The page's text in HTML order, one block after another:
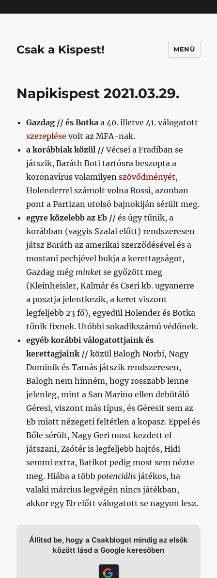
Csak a Kispest! MENÜ
Napikispest 2021.03.29.
Gazdag // és Botka a 40. illetve 41. válogatott
szereplése volt az MFA-nak.
a korábbiak közül //Vécsei a Fradiban se
játszik, Baráth Boti tartósra beszopta a
koronavírus valamilyenszövődményét,
Holenderrel számolt volna Rossi, azonban
pont a Partizan utolsó bajnokiján sérült meg.
egyre közelebb az Eb // és úgy tűnik, a
korábban (vagyis Szalai előtt) rendszeresen
játsz Baráth az amerikai szerződésével és a
mostani pechjével bukja a kerettagságot,
Gazdag még minket se győzött meg
(Kleinheisler, Kalmár és Cseri kb. ugyanerre
a posztja jelentkezik, a keret viszont
legfeljebb 23 fő), egyedül Holender és Botka
tűnik fixnek. Utóbbi sokadikszámú védőnek.
egyéb korábbi válogatottjaink és
kerettagjaink // közül Balogh Norbi, Nagy
Dominik és Tamás játszik rendszeresen,
Balogh nem hinném, hogy rosszabb lenne
jelenleg, mint a San Marino ellen debütáló
Géresi, viszont más típus, és Géresit sem az
Eb miatt nézegeti feltétlen a kopasz. Eppel és
Bőle sérült, Nagy Geri most kezdett el
játszani, Zsótér is legfeljebb hajtós, Hidi
semmi extra, Batikot pedig most sem nézte
meg. Hiába a többpotenciális játékos, ha
valaki március legvégén nincs játékban,
akkor egy Eb előtt válogatott se nagyon lesz.
Állítsd be, hogy a Csakblogot mindig az elsők
között lásd a Google keresőben